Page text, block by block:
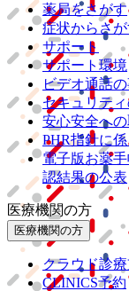
薬局をさがす
症状からさが
サポート
サポート環境
ビデオ通話
セキュリテ
安心安全へ
PHR指針に
電子版お薬
認結果の公表
医療機関の方
医療機関の方
クラウド診療
CLINICS予約